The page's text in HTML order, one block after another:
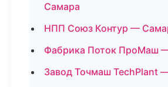
Самара
НПП Союз Контур —
Фабрика Поток ПроМаш
Завод Точмаш TechPlant